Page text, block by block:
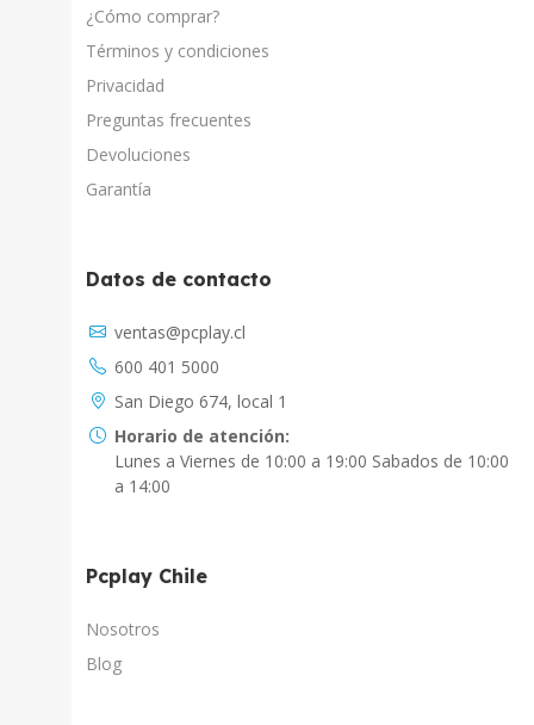
¿Cómo comprar?
Términos y condiciones
Privacidad
Preguntas frecuentes
Devoluciones
Garantía
Datos de contacto
ventas@pcplay.cl
600 401 5000
San Diego 674, local 1
Horario de atención:
Lunes a Viernes de 10:00 a 19:00 Sabados de 10:00
a 14:00
Pcplay Chile
Nosotros
Blog
Chat con IA
PcPlay Santiago / Web
Hola soy Freddy, en que puedo ayudarte...
PcPlay Santiago / Tienda
PCPlay Osorno